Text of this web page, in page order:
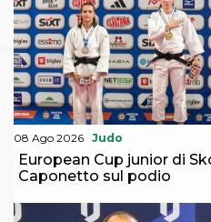
08 Ago 2026 Judo
European Cup junior di
Caponetto sul podio